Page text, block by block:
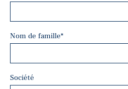
Nom de famille*
Société